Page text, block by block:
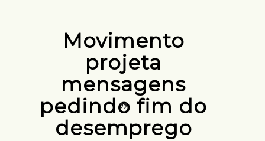
Movimento
projeta
mensagens
pedindo fim do
desemprego